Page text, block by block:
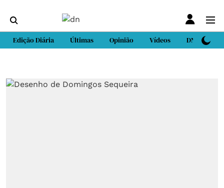
Edição Diária Últimas Opinião Vídeos DN Sport